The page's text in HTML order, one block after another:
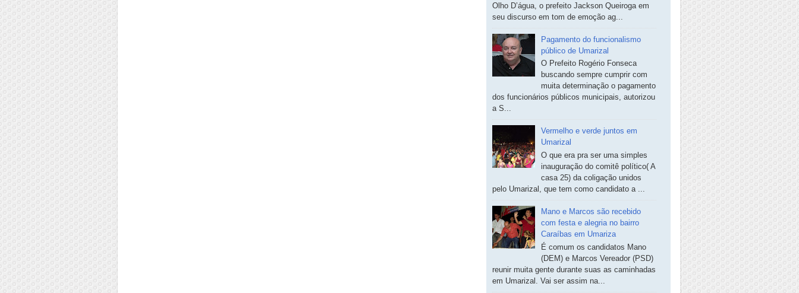
Olho D’água, o prefeito Jackson Queiroga em
seu discurso em tom de emoção ag...
Pagamento do funcionalismo
público de Umarizal
O Prefeito Rogério Fonseca
buscando sempre cumprir com
muita determinação o pagamento
dos funcionários públicos municipais, autorizou
a S...
Vermelho e verde juntos em
Umarizal
O que era pra ser uma simples
inauguração do comitê político( A
casa 25) da coligação unidos
pelo Umarizal, que tem como candidato a ...
Mano e Marcos são recebido
com festa e alegria no bairro
Caraíbas em Umariza
É comum os candidatos Mano
(DEM) e Marcos Vereador (PSD)
reunir muita gente durante suas as caminhadas
em Umarizal. Vai ser assim na...